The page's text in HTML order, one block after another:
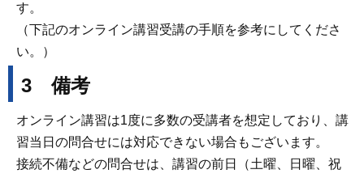
す。
（下記のオンライン講習受講の手順を参考にしてくださ
い。）
3 備考
オンライン講習は1度に多数の受講者を想定しており、講
習当日の問合せには対応できない場合もございます。
接続不備などの問合せは、講習の前日（土曜、日曜、祝